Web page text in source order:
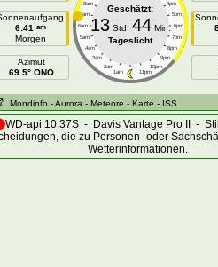
6:41 am
Morgen
Azimut
69.5° ONO
8am 4pm
7am 5pm
6am 6pm
5am 7pm
4am 8pm
3am 9pm
2am 10pm
1am 11pm
Geschätzt:
13Std. 44Min.
Tageslicht
Mondinfo - Aurora - Meteore - Karte - ISS
WD-api 10.37S - Davis Vantage Pro II -
die zu Personen- oder
Wetterinformationen.